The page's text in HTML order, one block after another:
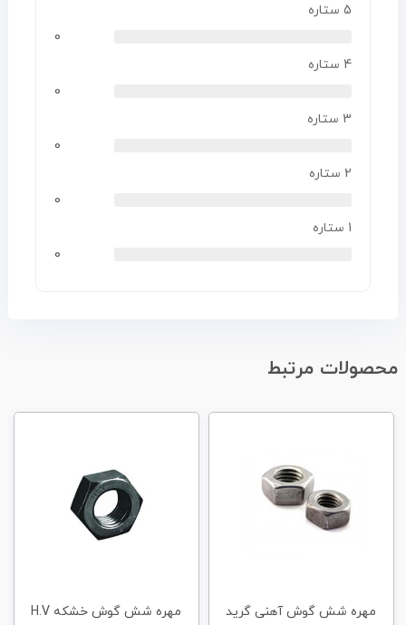
5 ستاره
0
4 ستاره
0
3 ستاره
0
2 ستاره
0
1 ستاره
0
محصولات مرتبط
مهره شش گوش آهنی گرید
مهره شش گوش خشکه H.V